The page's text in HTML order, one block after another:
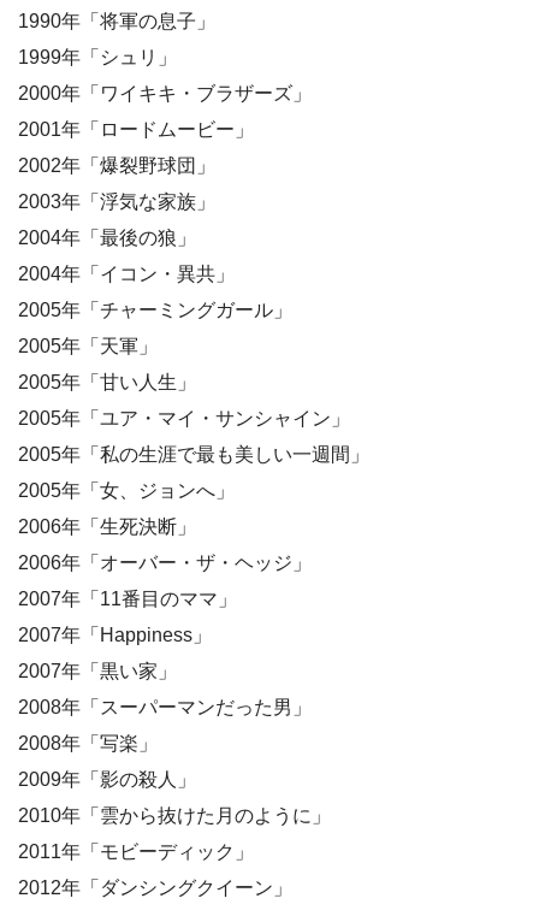
1990年「将軍の息子」
1999年「シュリ」
2000年「ワイキキ・ブラザーズ」
2001年「ロードムービー」
2002年「爆裂野球団」
2003年「浮気な家族」
2004年「最後の狼」
2004年「イコン・異共」
2005年「チャーミングガール」
2005年「天軍」
2005年「甘い人生」
2005年「ユア・マイ・サンシャイン」
2005年「私の生涯で最も美しい一週間」
2005年「女、ジョンへ」
2006年「生死決断」
2006年「オーバー・ザ・ヘッジ」
2007年「11番目のママ」
2007年「Happiness」
2007年「黒い家」
2008年「スーパーマンだった男」
2008年「写楽」
2009年「影の殺人」
2010年「雲から抜けた月のように」
2011年「モビーディック」
2012年「ダンシングクイーン」